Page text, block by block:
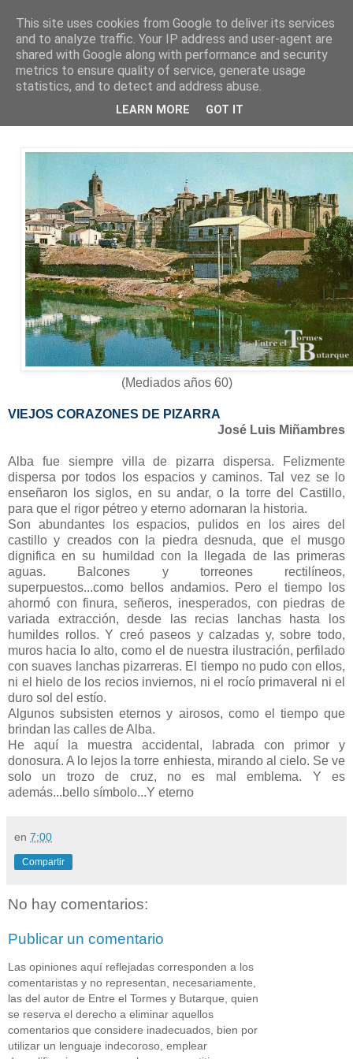
Ronda del Alcazar
(Mediados años 60)
VIEJOS CORAZONES DE PIZARRA
José Luis Miñambres
Alba fue siempre villa de pizarra dispersa. Felizmente
dispersa por todos los espacios y caminos. Tal vez se lo
enseñaron los siglos, en su andar, o la torre del Castillo,
para que el rigor pétreo y eterno adornaran la historia.
Son abundantes los espacios, pulidos en los aires del
castillo y creados con la piedra desnuda, que el musgo
dignifica en su humildad con la llegada de las primeras
aguas. Balcones y torreones rectilíneos,
superpuestos...como bellos andamios. Pero el tiempo los
ahormó con finura, señeros, inesperados, con piedras de
variada extracción, desde las recias lanchas hasta los
humildes rollos. Y creó paseos y calzadas y, sobre todo,
muros hacia lo alto, como el de nuestra ilustración, perfilado
con suaves lanchas pizarreras. El tiempo no pudo con ellos,
ni el hielo de los recios inviernos, ni el rocío primaveral ni el
duro sol del estío.
Algunos subsisten eternos y airosos, como el tiempo que
brindan las calles de Alba.
He aquí la muestra accidental, labrada con primor y
donosura. A lo lejos la torre enhiesta, mirando al cielo. Se ve
solo un trozo de cruz, no es mal emblema. Y es
además...bello símbolo...Y eterno
en 7:00
Compartir
No hay comentarios:
Publicar un comentario
Las opiniones aquí reflejadas corresponden a los
comentaristas y no representan, necesariamente,
las del autor de Entre el Tormes y Butarque, quien
se reserva el derecho a eliminar aquellos
comentarios que considere inadecuados, bien por
utilizar un lenguaje indecoroso, emplear
This site uses cookies from Google to deliver its services
and to analyze traffic. Your IP address and user-agent are
shared with Google along with performance and security
metrics to ensure quality of service, generate usage
statistics, and to detect and address abuse.
LEARN MORE GOT IT